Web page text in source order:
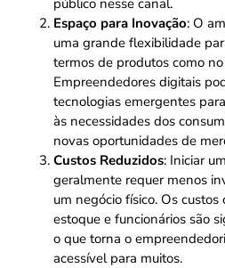
Espaço para Inovação: O
uma grande flexibilidade
termos de produtos como
Empreendedores digitais
tecnologias emergentes
às necessidades dos
novas oportunidades de
Custos Reduzidos: Iniciar
geralmente requer menos
um negócio físico. Os
estoque e funcionários são
o que torna o
acessível para muitos.